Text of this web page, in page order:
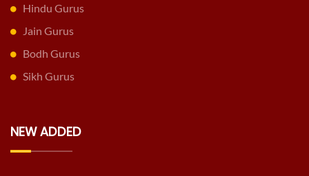
Hindu Gurus
Jain Gurus
Bodh Gurus
Sikh Gurus
NEW ADDED